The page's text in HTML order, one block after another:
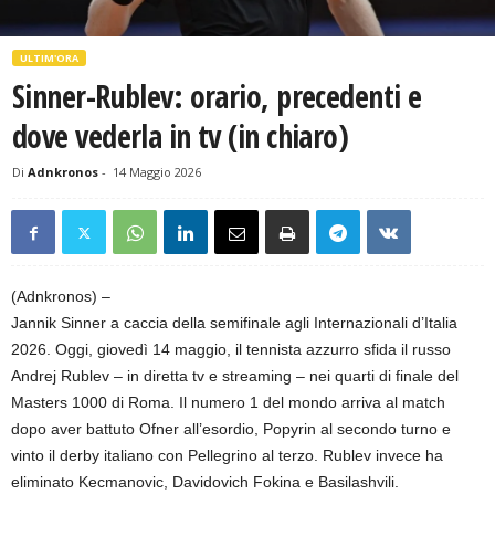
ULTIM'ORA
Sinner-Rublev: orario, precedenti e
dove vederla in tv (in chiaro)
Di Adnkronos - 14 Maggio 2026
(Adnkronos) –
Jannik Sinner a caccia della semifinale agli Internazionali d’Italia
2026. Oggi, giovedì 14 maggio, il tennista azzurro sfida il russo
Andrej Rublev – in diretta tv e streaming – nei quarti di finale del
Masters 1000 di Roma. Il numero 1 del mondo arriva al match
dopo aver battuto Ofner all’esordio, Popyrin al secondo turno e
vinto il derby italiano con Pellegrino al terzo. Rublev invece ha
eliminato Kecmanovic, Davidovich Fokina e Basilashvili.